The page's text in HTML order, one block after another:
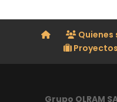
Quienes
Proyectos
Grupo OLRAM